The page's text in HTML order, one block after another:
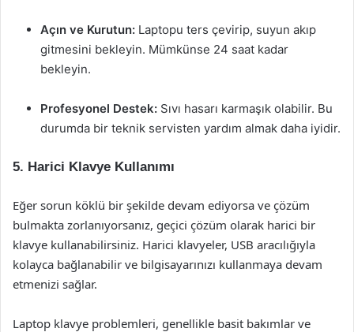
Açın ve Kurutun: Laptopu ters çevirip, suyun akıp
gitmesini bekleyin. Mümkünse 24 saat kadar
bekleyin.
Profesyonel Destek: Sıvı hasarı karmaşık olabilir. Bu
durumda bir teknik servisten yardım almak daha iyidir.
5. Harici Klavye Kullanımı
Eğer sorun köklü bir şekilde devam ediyorsa ve çözüm
bulmakta zorlanıyorsanız, geçici çözüm olarak harici bir
klavye kullanabilirsiniz. Harici klavyeler, USB aracılığıyla
kolayca bağlanabilir ve bilgisayarınızı kullanmaya devam
etmenizi sağlar.
Laptop klavye problemleri, genellikle basit bakımlar ve